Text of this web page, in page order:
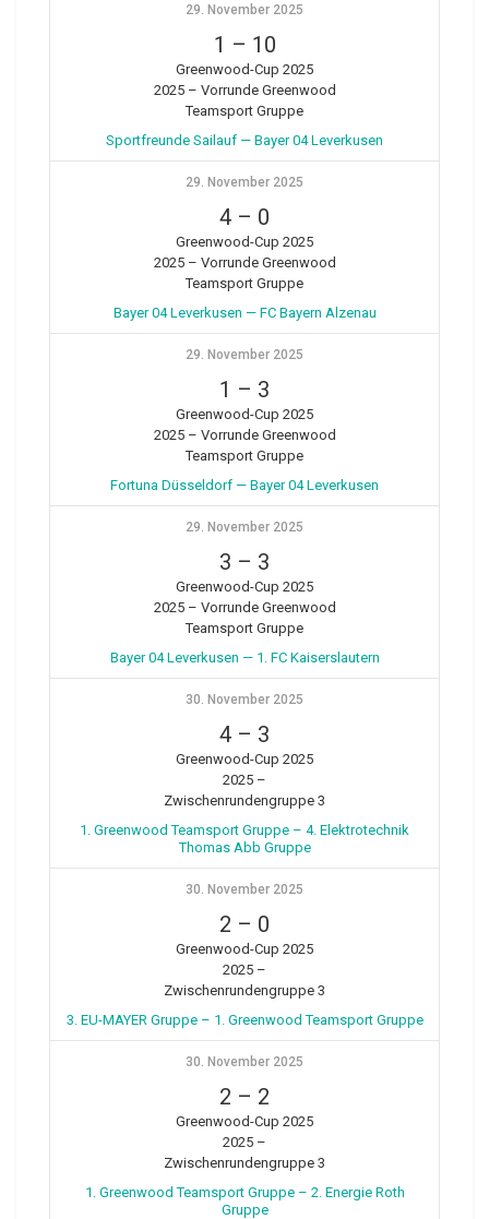
29. November 2025
1 – 10
Greenwood-Cup 2025
2025 – Vorrunde Greenwood
Teamsport Gruppe
Sportfreunde Sailauf — Bayer 04 Leverkusen
29. November 2025
4 – 0
Greenwood-Cup 2025
2025 – Vorrunde Greenwood
Teamsport Gruppe
Bayer 04 Leverkusen — FC Bayern Alzenau
29. November 2025
1 – 3
Greenwood-Cup 2025
2025 – Vorrunde Greenwood
Teamsport Gruppe
Fortuna Düsseldorf — Bayer 04 Leverkusen
29. November 2025
3 – 3
Greenwood-Cup 2025
2025 – Vorrunde Greenwood
Teamsport Gruppe
Bayer 04 Leverkusen — 1. FC Kaiserslautern
30. November 2025
4 – 3
Greenwood-Cup 2025
2025 –
Zwischenrundengruppe 3
1. Greenwood Teamsport Gruppe – 4. Elektrotechnik
Thomas Abb Gruppe
30. November 2025
2 – 0
Greenwood-Cup 2025
2025 –
Zwischenrundengruppe 3
3. EU-MAYER Gruppe – 1. Greenwood Teamsport Gruppe
30. November 2025
2 – 2
Greenwood-Cup 2025
2025 –
Zwischenrundengruppe 3
1. Greenwood Teamsport Gruppe – 2. Energie Roth
Gruppe